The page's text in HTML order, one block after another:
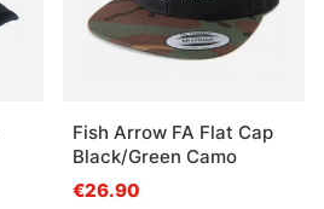
Fish Arrow FA Flat Cap
Black/Green Camo
€26.90